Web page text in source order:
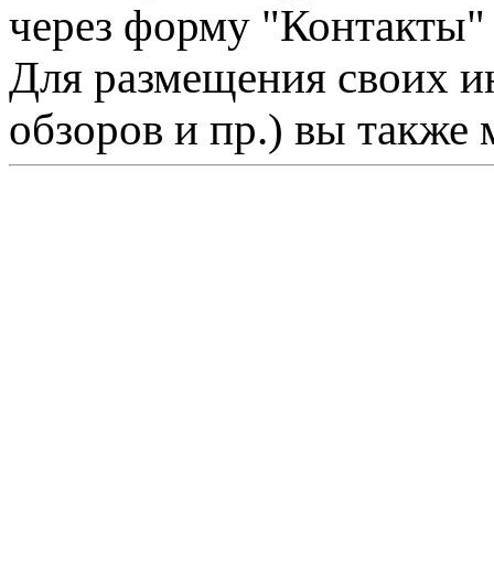
через форму "Контакты"
Для размещения своих
обзоров и пр.) вы также